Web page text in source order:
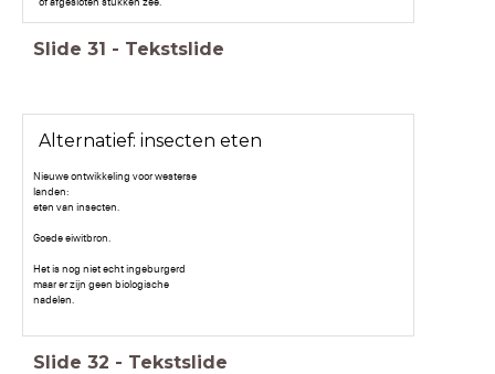
Slide 31 - Tekstslide
Alternatief: insecten eten
Nieuwe ontwikkeling voor westerse
landen:
eten van insecten.
Goede eiwitbron.
Het is nog niet echt ingeburgerd
maar er zijn geen biologische
nadelen.
Slide 32 - Tekstslide